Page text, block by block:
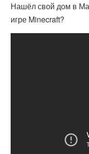
Нашёл свой дом в
игре Minecraft?